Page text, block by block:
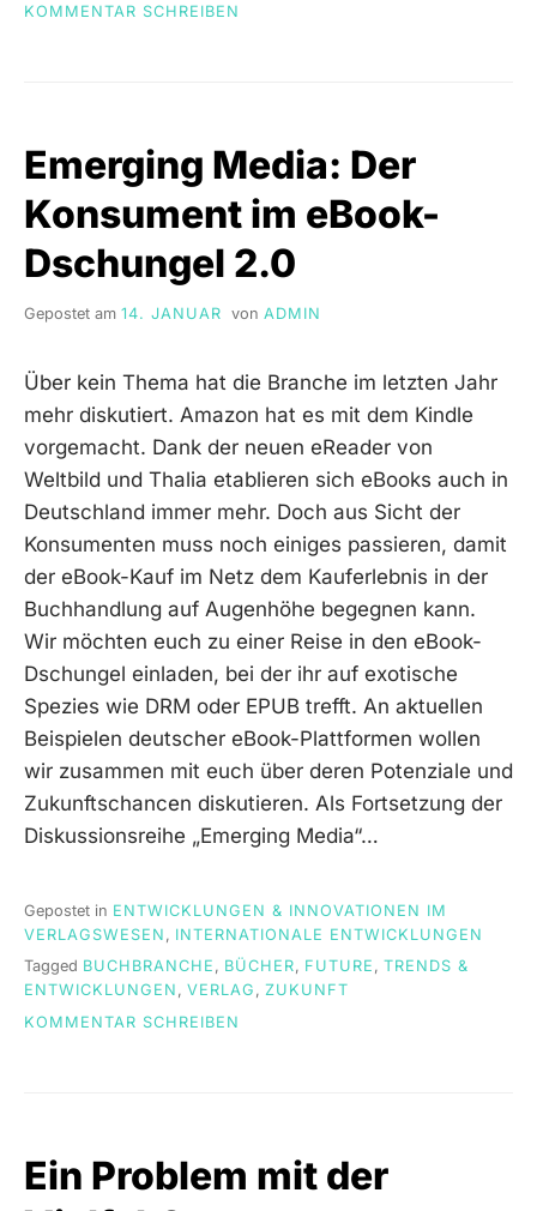
KOMMENTAR SCHREIBEN
MEDIA
IM
PERSONALMARKETING
UND
RECRUITING“
Emerging Media: Der
Konsument im eBook-
Dschungel 2.0
Gepostet am 14. JANUAR von ADMIN
Über kein Thema hat die Branche im letzten Jahr
mehr diskutiert. Amazon hat es mit dem Kindle
vorgemacht. Dank der neuen eReader von
Weltbild und Thalia etablieren sich eBooks auch in
Deutschland immer mehr. Doch aus Sicht der
Konsumenten muss noch einiges passieren, damit
der eBook-Kauf im Netz dem Kauferlebnis in der
Buchhandlung auf Augenhöhe begegnen kann.
Wir möchten euch zu einer Reise in den eBook-
Dschungel einladen, bei der ihr auf exotische
Spezies wie DRM oder EPUB trefft. An aktuellen
Beispielen deutscher eBook-Plattformen wollen
wir zusammen mit euch über deren Potenziale und
Zukunftschancen diskutieren. Als Fortsetzung der
Diskussionsreihe „Emerging Media“…
Gepostet in ENTWICKLUNGEN & INNOVATIONEN IM
VERLAGSWESEN , INTERNATIONALE ENTWICKLUNGEN
Tagged BUCHBRANCHE , BÜCHER, FUTURE , TRENDS &
ENTWICKLUNGEN , VERLAG , ZUKUNFT
KOMMENTAR SCHREIBEN
EBOOK-
DSCHUNGEL
Ein Problem mit der